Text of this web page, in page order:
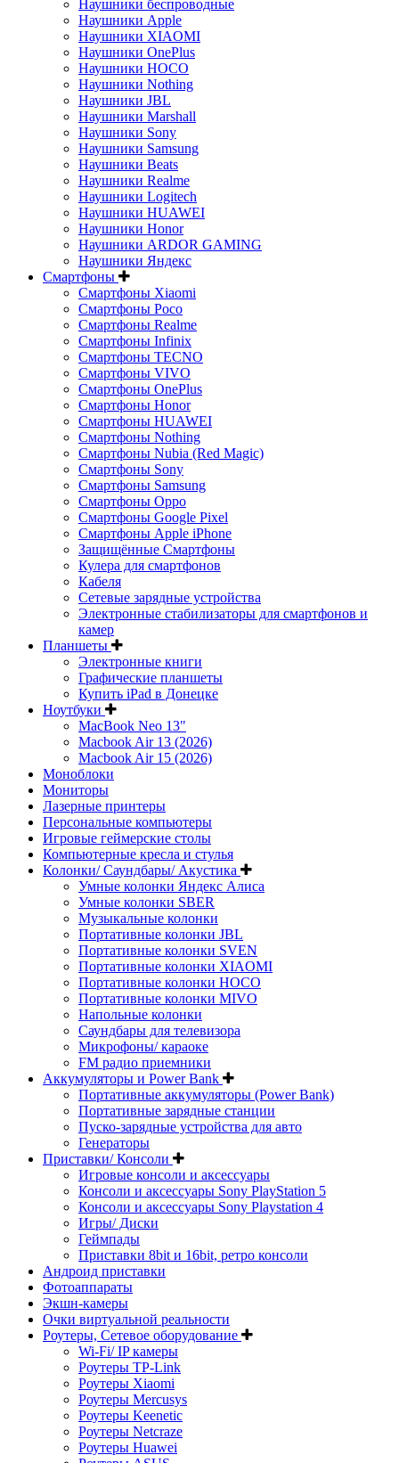
Наушники беспроводные
Наушники Apple
Наушники XIAOMI
Наушники OnePlus
Наушники HOCO
Наушники Nothing
Наушники JBL
Наушники Marshall
Наушники Sony
Наушники Samsung
Наушники Beats
Наушники Realme
Наушники Logitech
Наушники HUAWEI
Наушники Honor
Наушники ARDOR GAMING
Наушники Яндекс
Смартфоны
Смартфоны Xiaomi
Смартфоны Poco
Смартфоны Realme
Смартфоны Infinix
Смартфоны TECNO
Смартфоны VIVO
Смартфоны OnePlus
Смартфоны Honor
Смартфоны HUAWEI
Смартфоны Nothing
Смартфоны Nubia (Red Magic)
Смартфоны Sony
Смартфоны Samsung
Смартфоны Oppo
Смартфоны Google Pixel
Смартфоны Apple iPhone
Защищённые Смартфоны
Кулера для смартфонов
Кабеля
Сетевые зарядные устройства
Электронные стабилизаторы для смартфонов и
камер
Планшеты
Электронные книги
Графические планшеты
Купить iPad в Донецке
Ноутбуки
MacBook Neo 13"
Macbook Air 13 (2026)
Macbook Air 15 (2026)
Моноблоки
Мониторы
Лазерные принтеры
Персональные компьютеры
Игровые геймерские столы
Компьютерные кресла и стулья
Колонки/ Саундбары/ Акустика
Умные колонки Яндекс Алиса
Умные колонки SBER
Музыкальные колонки
Портативные колонки JBL
Портативные колонки SVEN
Портативные колонки XIAOMI
Портативные колонки HOCO
Портативные колонки MIVO
Напольные колонки
Саундбары для телевизора
Микрофоны/ караоке
FM радио приемники
Аккумуляторы и Power Bank
Портативные аккумуляторы (Power Bank)
Портативные зарядные станции
Пуско-зарядные устройства для авто
Генераторы
Приставки/ Консоли
Игровые консоли и аксессуары
Консоли и аксессуары Sony PlayStation 5
Консоли и аксессуары Sony Playstation 4
Игры/ Диски
Геймпады
Приставки 8bit и 16bit, ретро консоли
Андроид приставки
Фотоаппараты
Экшн-камеры
Очки виртуальной реальности
Роутеры, Сетевое оборудование
Wi-Fi/ IP камеры
Роутеры TP-Link
Роутеры Xiaomi
Роутеры Mercusys
Роутеры Keenetic
Роутеры Netcraze
Роутеры Huawei